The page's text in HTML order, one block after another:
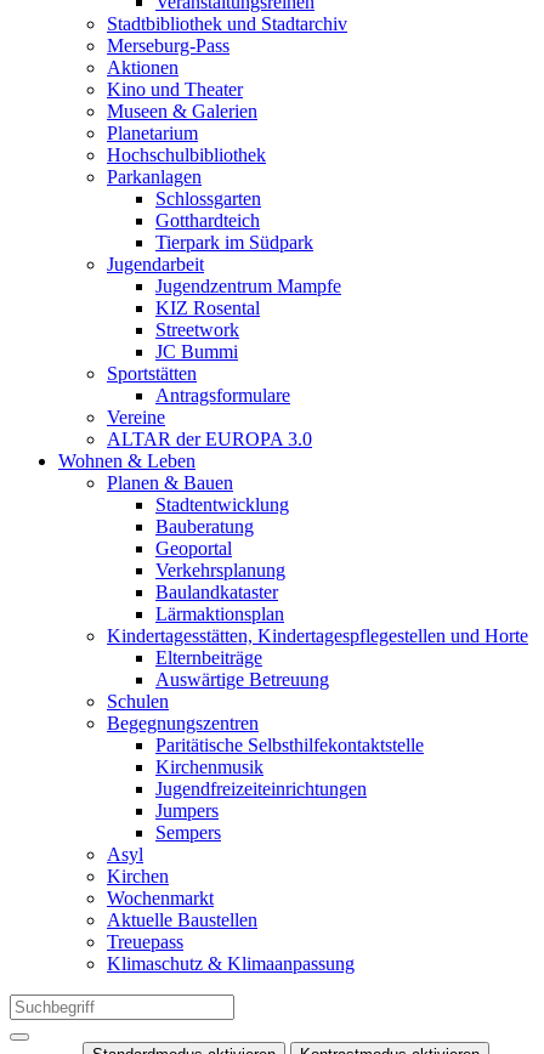
Stadtbibliothek und Stadtarchiv
Merseburg-Pass
Aktionen
Kino und Theater
Museen & Galerien
Planetarium
Hochschulbibliothek
Parkanlagen
Schlossgarten
Gotthardteich
Tierpark im Südpark
Jugendarbeit
Jugendzentrum Mampfe
KIZ Rosental
Streetwork
JC Bummi
Sportstätten
Antragsformulare
Vereine
ALTAR der EUROPA 3.0
Wohnen & Leben
Planen & Bauen
Stadtentwicklung
Bauberatung
Geoportal
Verkehrsplanung
Baulandkataster
Lärmaktionsplan
Kindertagesstätten, Kindertagespflegestellen und Horte
Elternbeiträge
Auswärtige Betreuung
Schulen
Begegnungszentren
Paritätische Selbsthilfekontaktstelle
Kirchenmusik
Jugendfreizeiteinrichtungen
Jumpers
Sempers
Asyl
Kirchen
Wochenmarkt
Aktuelle Baustellen
Treuepass
Klimaschutz & Klimaanpassung